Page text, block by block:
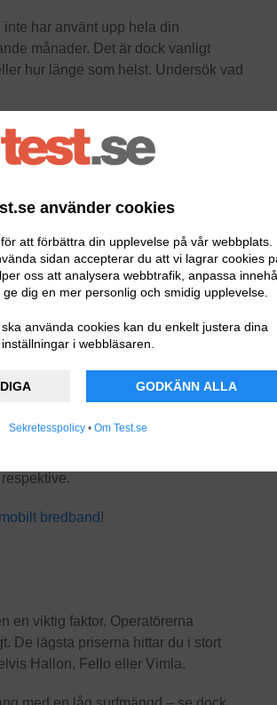
använder cookies
att förbättra din upplevelse på vår webbplats.
sidan accepterar du att vi lagrar cookies
oss att analysera webbtrafik, anpassa
dig en mer personlig och smidig upplevelse.
använda cookies kan du enkelt justera dina
inställningar i webbläsaren.
GODKÄNN ALLA
Sekretesspolicy • Om Test.se
har använt upp hela din
månader. Det är dock vanligt
hur länge som helst. Undersök vad
till wifi. Om du har wifi
Men om du ofta är på språng eller
erbjuder obegränsad
efter surfhastighet istället för
obegränsad surfmängd – det som
med då kunde ringa, sms:a och
det fortfarande begränsningar
bredband !
en viktig faktor. Operatörerna
De lägsta priserna hittar du i stort
Hallon, Fello eller Vimla.